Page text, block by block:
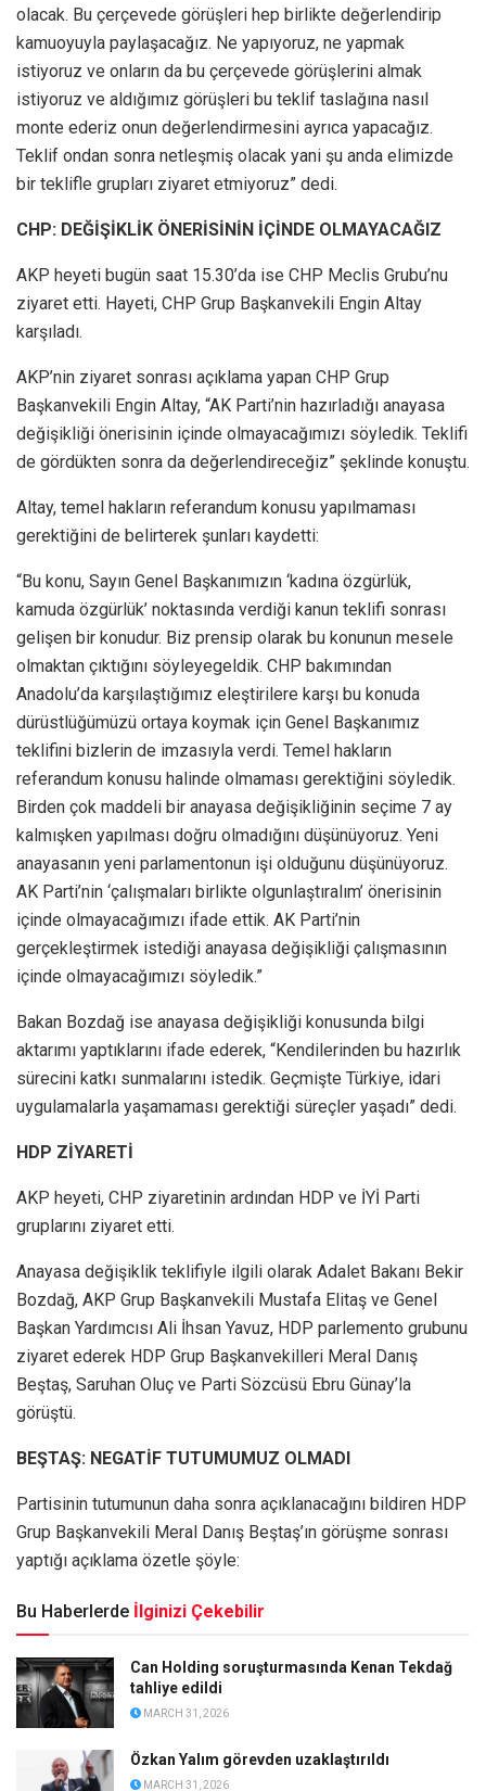
olacak. Bu çerçevede görüşleri hep birlikte değerlendirip
kamuoyuyla paylaşacağız. Ne yapıyoruz, ne yapmak
istiyoruz ve onların da bu çerçevede görüşlerini almak
istiyoruz ve aldığımız görüşleri bu teklif taslağına nasıl
monte ederiz onun değerlendirmesini ayrıca yapacağız.
Teklif ondan sonra netleşmiş olacak yani şu anda elimizde
bir teklifle grupları ziyaret etmiyoruz” dedi.
CHP: DEĞİŞİKLİK ÖNERİSİNİN İÇİNDE OLMAYACAĞIZ
AKP heyeti bugün saat 15.30’da ise CHP Meclis Grubu’nu
ziyaret etti. Hayeti, CHP Grup Başkanvekili Engin Altay
karşıladı.
AKP’nin ziyaret sonrası açıklama yapan CHP Grup
Başkanvekili Engin Altay, “AK Parti’nin hazırladığı anayasa
değişikliği önerisinin içinde olmayacağımızı söyledik. Teklifi
de gördükten sonra da değerlendireceğiz” şeklinde konuştu.
Altay, temel hakların referandum konusu yapılmaması
gerektiğini de belirterek şunları kaydetti:
“Bu konu, Sayın Genel Başkanımızın ‘kadına özgürlük,
kamuda özgürlük’ noktasında verdiği kanun teklifi sonrası
gelişen bir konudur. Biz prensip olarak bu konunun mesele
olmaktan çıktığını söyleyegeldik. CHP bakımından
Anadolu’da karşılaştığımız eleştirilere karşı bu konuda
dürüstlüğümüzü ortaya koymak için Genel Başkanımız
teklifini bizlerin de imzasıyla verdi. Temel hakların
referandum konusu halinde olmaması gerektiğini söyledik.
Birden çok maddeli bir anayasa değişikliğinin seçime 7 ay
kalmışken yapılması doğru olmadığını düşünüyoruz. Yeni
anayasanın yeni parlamentonun işi olduğunu düşünüyoruz.
AK Parti’nin ‘çalışmaları birlikte olgunlaştıralım’ önerisinin
içinde olmayacağımızı ifade ettik. AK Parti’nin
gerçekleştirmek istediği anayasa değişikliği çalışmasının
içinde olmayacağımızı söyledik.”
Bakan Bozdağ ise anayasa değişikliği konusunda bilgi
aktarımı yaptıklarını ifade ederek, “Kendilerinden bu hazırlık
sürecini katkı sunmalarını istedik. Geçmişte Türkiye, idari
uygulamalarla yaşamaması gerektiği süreçler yaşadı” dedi.
HDP ZİYARETİ
AKP heyeti, CHP ziyaretinin ardından HDP ve İYİ Parti
gruplarını ziyaret etti.
Anayasa değişiklik teklifiyle ilgili olarak Adalet Bakanı Bekir
Bozdağ, AKP Grup Başkanvekili Mustafa Elitaş ve Genel
Başkan Yardımcısı Ali İhsan Yavuz, HDP parlemento grubunu
ziyaret ederek HDP Grup Başkanvekilleri Meral Danış
Beştaş, Saruhan Oluç ve Parti Sözcüsü Ebru Günay’la
görüştü.
BEŞTAŞ: NEGATİF TUTUMUMUZ OLMADI
Partisinin tutumunun daha sonra açıklanacağını bildiren HDP
Grup Başkanvekili Meral Danış Beştaş’ın görüşme sonrası
yaptığı açıklama özetle şöyle:
Bu Haberlerde İlginizi Çekebilir
Can Holding soruşturmasında Kenan Tekdağ
tahliye edildi
MARCH 31, 2026
Özkan Yalım görevden uzaklaştırıldı
MARCH 31, 2026